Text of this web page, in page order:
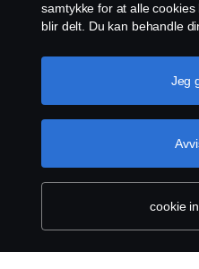
143 Skøyen, 0277 Oslo
sno.info@scania.com.
invoice.no@scania.com
samtykke for at alle
blir delt. Du kan behandle
en mer detaljert forklaring
vennligst besøk vår
cookie
Jeg